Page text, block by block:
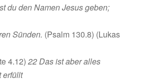
du den Namen Jesus geben;
Sünden. (Psalm 130.8) (Lukas
4.12) 22 Das ist aber alles
erfüllt